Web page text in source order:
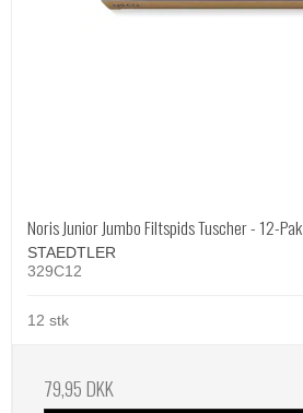
Noris Junior Jumbo Filtspids Tuscher - 12-Pak
STAEDTLER
329C12
12 stk
79,95 DKK